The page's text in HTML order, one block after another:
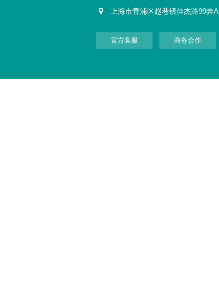
上海市青浦区赵巷镇佳杰路99弄
官方客服 商务合作